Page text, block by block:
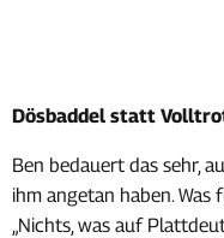
Dösbaddel statt
Ben bedauert das sehr,
ihm angetan haben.
„Nichts, was auf